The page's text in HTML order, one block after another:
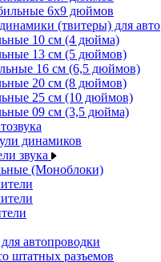
6x9 дюймов
(твитеры) для авто
10 см (4 дюйма)
13 см (5 дюймов)
16 см (6,5 дюймов)
20 см (8 дюймов)
25 см (10 дюймов)
09 см (3,5 дюйма)
динамиков
звука
(Моноблоки)
автопроводки
штатных разъемов